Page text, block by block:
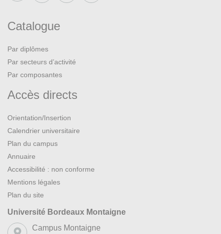
Catalogue
Par diplômes
Par secteurs d’activité
Par composantes
Accès directs
Orientation/Insertion
Calendrier universitaire
Plan du campus
Annuaire
Accessibilité : non conforme
Mentions légales
Plan du site
Université Bordeaux Montaigne
Campus Montaigne